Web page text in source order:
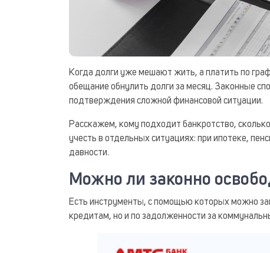
Когда долги уже мешают жить, а платить по
обещание обнулить долги за месяц. Законные
подтверждения сложной финансовой ситуации.
Расскажем, кому подходит банкротство,
учесть в отдельных ситуациях: при ипотеке,
давности.
Можно ли законно
Есть инструменты, с помощью которых можно
кредитам, но и по задолженности за